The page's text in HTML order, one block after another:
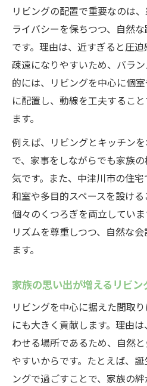
リビングの配置で重要なのは
ライバシーを保ちつつ、自然
です。理由は、近すぎると圧
疎遠になりやすいため、バラ
的には、リビングを中心に個
に配置し、動線を工夫するこ
ます。
例えば、リビングとキッチン
で、家事をしながらでも家族
気です。また、中津川市の住
和室や多目的スペースを設け
個々のくつろぎを両立してい
リズムを尊重しつつ、自然な
ます。
家族の思い出が増えるリビン
リビングを中心に据えた間取
にも大きく貢献します。理由
わせる場所であるため、自然
やすいからです。たとえば、
ングで過ごすことで、家族の絆